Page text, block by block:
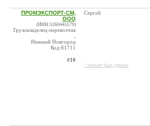
ПРОМЭКСПОРТ-СМ,
ООО
(ИНН:5260445579)
Грузовладелец-перевозчик
Нижний Новгород
Код:81711
#10
Сергей
* контакт был удален